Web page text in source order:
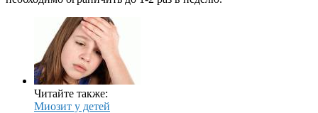
Читайте также:
Миозит у детей